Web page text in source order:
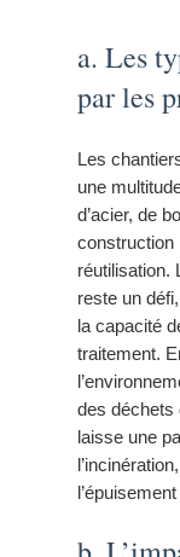
a. Les
par les
Les
une
d’acier, de
construction
réutilisation.
reste un
la capacité
traitement.
des déchets
laisse une